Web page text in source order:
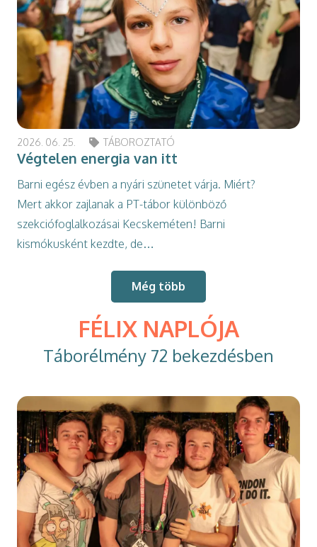
2026. 06. 25. TÁBOROZTATÓ
Végtelen energia van itt
Barni egész évben a nyári szünetet várja. Miért?
Mert akkor zajlanak a PT-tábor különböző
szekciófoglalkozásai Kecskeméten! Barni
kismókusként kezdte, de…
Még több
FÉLIX NAPLÓJA
Táborélmény 72 bekezdésben